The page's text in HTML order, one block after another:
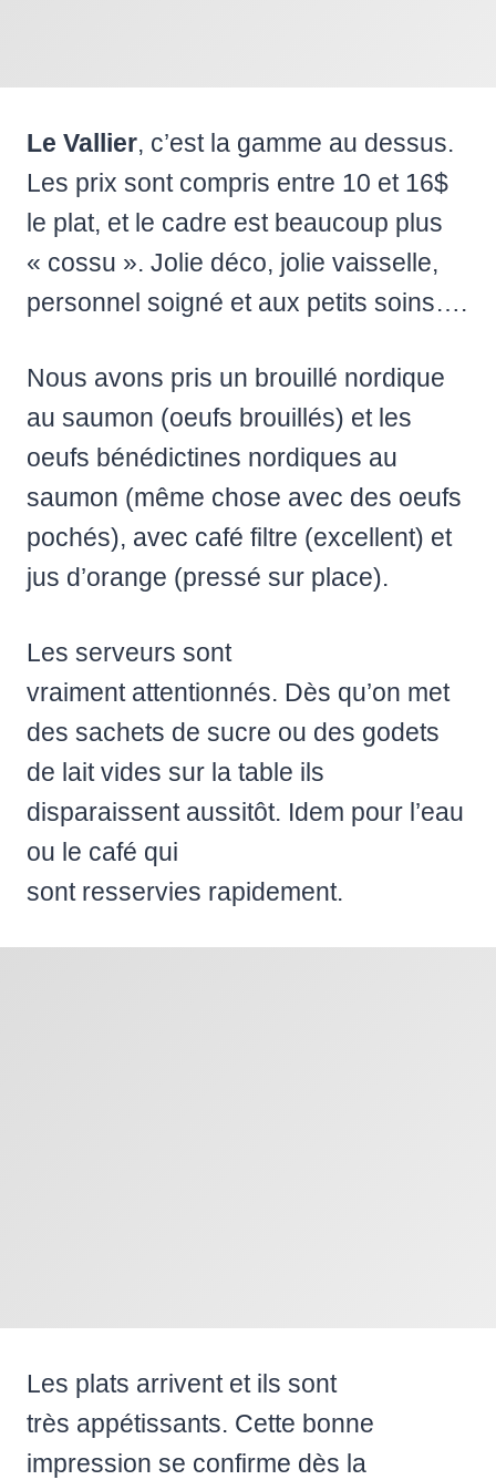
Le Vallier, c’est la gamme au dessus.
Les prix sont compris entre 10 et 16$
le plat, et le cadre est beaucoup plus
« cossu ». Jolie déco, jolie vaisselle,
personnel soigné et aux petits soins….
Nous avons pris un brouillé nordique
au saumon (oeufs brouillés) et les
oeufs bénédictines nordiques au
saumon (même chose avec des oeufs
pochés), avec café filtre (excellent) et
jus d’orange (pressé sur place).
Les serveurs sont
vraiment attentionnés. Dès qu’on met
des sachets de sucre ou des godets
de lait vides sur la table ils
disparaissent aussitôt. Idem pour l’eau
ou le café qui
sont resservies rapidement.
Les plats arrivent et ils sont
très appétissants. Cette bonne
impression se confirme dès la